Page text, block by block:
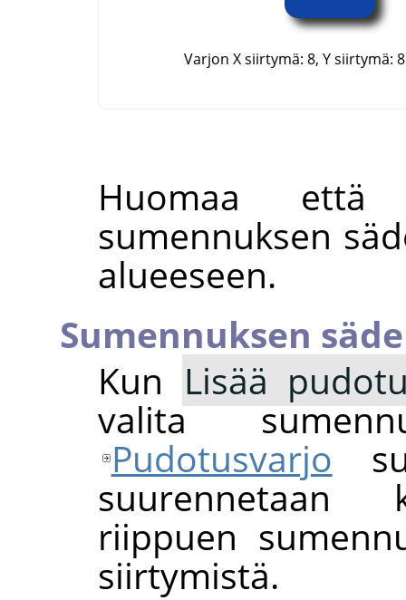
Varjon X siirtymä: 8, Y siirtymä:
Huomaa
sumennuksen
alueeseen.
Sumennuksen säde
Kun Lisää
valita
Pudotusvarjo
suurennetaan
riippuen
siirtymistä.